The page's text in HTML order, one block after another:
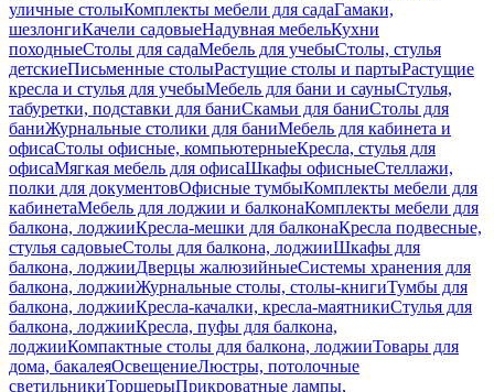
уличные столыКомплекты мебели для садаГамаки,
шезлонгиКачели садовыеНадувная мебельКухни
походныеСтолы для садаМебель для учебыСтолы, стулья
детскиеПисьменные столыРастущие столы и партыРастущие
кресла и стулья для учебыМебель для бани и сауныСтулья,
табуретки, подставки для баниСкамьи для баниСтолы для
баниЖурнальные столики для баниМебель для кабинета и
офисаСтолы офисные, компьютерныеКресла, стулья для
офисаМягкая мебель для офисаШкафы офисныеСтеллажи,
полки для документовОфисные тумбыКомплекты мебели для
кабинетаМебель для лоджии и балконаКомплекты мебели для
балкона, лоджииКресла-мешки для балконаКресла подвесные,
стулья садовыеСтолы для балкона, лоджииШкафы для
балкона, лоджииДверцы жалюзийныеСистемы хранения для
балкона, лоджииЖурнальные столы, столы-книгиТумбы для
балкона, лоджииКресла-качалки, кресла-маятникиСтулья для
балкона, лоджииКресла, пуфы для балкона,
лоджииКомпактные столы для балкона, лоджииТовары для
дома, бакалеяОсвещениеЛюстры, потолочные
светильникиТоршерыПрикроватные лампы,